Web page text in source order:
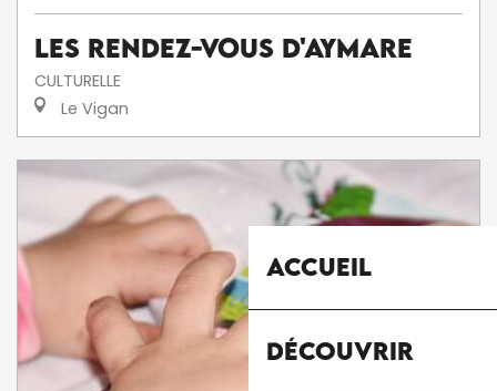
Accueil
Découvrir
Les Rendez-Vous d'Aymare
CULTURELLE
Le Vigan